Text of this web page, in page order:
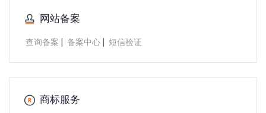
网站备案
查询备案 | 备案中心 | 短信验证
商标服务